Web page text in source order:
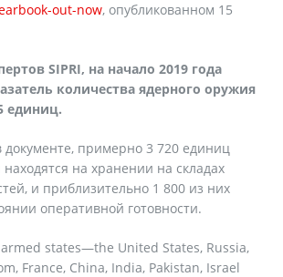
out-now, опубликованном 15
SIPRI, на начало 2019 года
количества ядерного оружия
единиц.
документе, примерно 3 720 единиц
на хранении на складах
и приблизительно 1 800 из них
оперативной готовности.
states—the United States, Russia,
France, China, India, Pakistan, Israel